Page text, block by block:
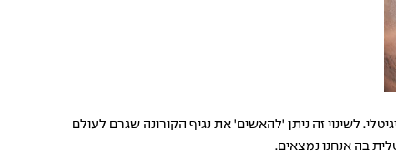
לשינוי זה ניתן 'להאשים' את נגיף הקורונה שגרם לעולם
בה אנחנו נמצאים.